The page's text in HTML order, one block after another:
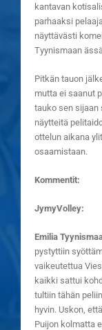
kantavan
parhaaksi
näyttävästi
Tyynismaan
Pitkän tauon
mutta ei saanut
tauko sen sijaan
näytteitä
ottelun aikana
osaamistaan.
Kommentit:
JymyVolley:
Emilia
pystyttiin
vaikeutettua
kaikki sattui
tultiin tähän
hyvin. Uskon,
Puijon kolmatta